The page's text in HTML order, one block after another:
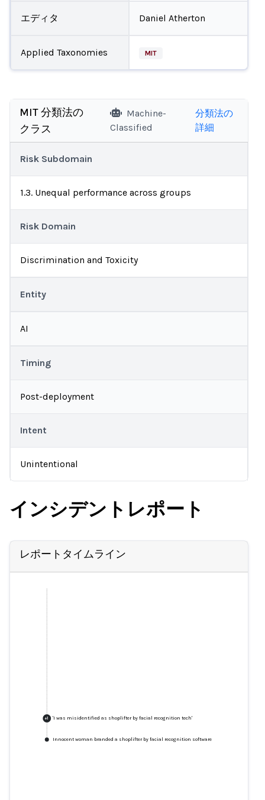
エディタ Daniel Atherton
Applied Taxonomies MIT
MIT 分類法の
クラス
Machine-
Classified
分類法の
詳細
Risk Subdomain
1.3. Unequal performance across groups
Risk Domain
Discrimination and Toxicity
Entity
AI
Timing
Post-deployment
Intent
Unintentional
インシデントレポート
レポートタイムライン
+1 'I was misidentified as shoplifter by facial recognition tech'
Innocent woman branded a shoplifter by facial recognition software